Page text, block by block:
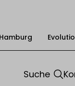
Suche